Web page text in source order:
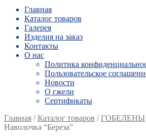
Главная
Каталог товаров
Галерея
Изделия на заказ
Контакты
О нас
Политика
Пользовательское
Новости
О гжели
Сертификаты
Главная /Каталог товаров /ГОБЕЛЕНЫ
Наволочка “Береза”